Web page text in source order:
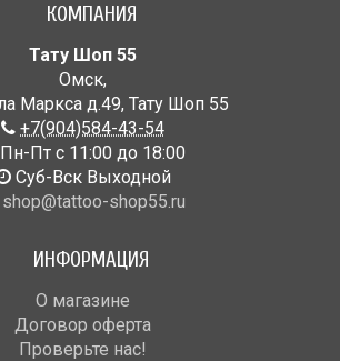
КОМПАНИЯ
Тату Шоп 55
Омск,
Маркса д.49, Тату Шоп 55
+7(904)584-43-54
Пн-Пт с 11:00 до 18:00
Cуб-Вск Выходной
shop@tattoo-shop55.ru
ИНФОРМАЦИЯ
О магазине
Договор оферта
Проверьте нас!